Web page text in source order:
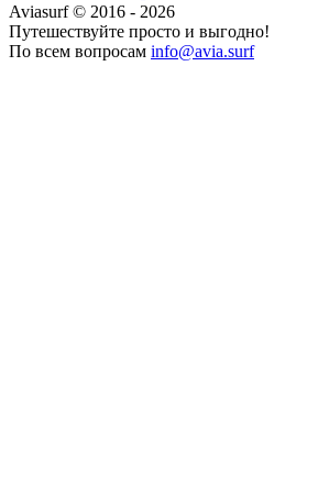
Aviasurf © 2016 - 2026
Путешествуйте просто и выгодно!
По всем вопросам info@avia.surf